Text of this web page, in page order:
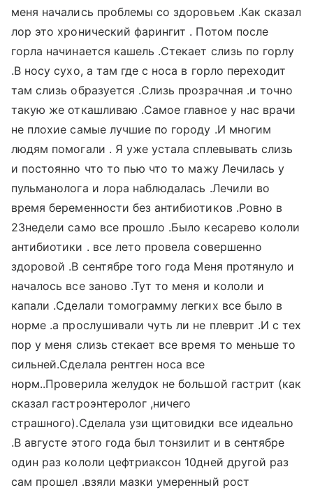
меня начались проблемы со здоровьем .Как сказал
лор это хронический фарингит . Потом после
горла начинается кашель .Стекает слизь по горлу
.В носу сухо, а там где с носа в горло переходит
там слизь образуется .Слизь прозрачная .и точно
такую же откашливаю .Самое главное у нас врачи
не плохие самые лучшие по городу .И многим
людям помогали . Я уже устала сплевывать слизь
и постоянно что то пью что то мажу Лечилась у
пульманолога и лора наблюдалась .Лечили во
время беременности без антибиотиков .Ровно в
23недели само все прошло .Было кесарево кололи
антибиотики . все лето провела совершенно
здоровой .В сентябре того года Меня протянуло и
началось все заново .Тут то меня и кололи и
капали .Сделали томограмму легких все было в
норме .а прослушивали чуть ли не плеврит .И с тех
пор у меня слизь стекает все время то меньше то
сильней.Сделала рентген носа все
норм..Проверила желудок не большой гастрит (как
сказал гастроэнтеролог ,ничего
страшного).Сделала узи щитовидки все идеально
.В августе этого года был тонзилит и в сентябре
один раз кололи цефтриаксон 10дней другой раз
сам прошел .взяли мазки умеренный рост